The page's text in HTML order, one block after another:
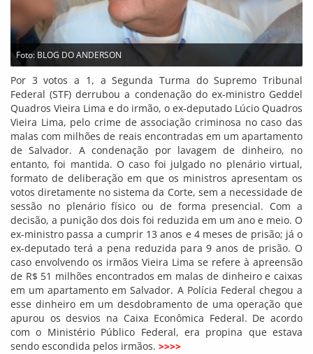
Foto: BLOG DO ANDERSON
Por 3 votos a 1, a Segunda Turma do Supremo Tribunal
Federal (STF) derrubou a condenação do ex-ministro Geddel
Quadros Vieira Lima e do irmão, o ex-deputado Lúcio Quadros
Vieira Lima, pelo crime de associação criminosa no caso das
malas com milhões de reais encontradas em um apartamento
de Salvador. A condenação por lavagem de dinheiro, no
entanto, foi mantida. O caso foi julgado no plenário virtual,
formato de deliberação em que os ministros apresentam os
votos diretamente no sistema da Corte, sem a necessidade de
sessão no plenário físico ou de forma presencial. Com a
decisão, a punição dos dois foi reduzida em um ano e meio. O
ex-ministro passa a cumprir 13 anos e 4 meses de prisão; já o
ex-deputado terá a pena reduzida para 9 anos de prisão. O
caso envolvendo os irmãos Vieira Lima se refere à apreensão
de R$ 51 milhões encontrados em malas de dinheiro e caixas
em um apartamento em Salvador. A Polícia Federal chegou a
esse dinheiro em um desdobramento de uma operação que
apurou os desvios na Caixa Econômica Federal. De acordo
com o Ministério Público Federal, era propina que estava
sendo escondida pelos irmãos. >>>>